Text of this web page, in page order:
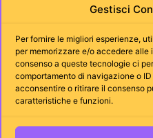
Gestisci
Per fornire le migliori esperienze,
per memorizzare e/o accedere alle
consenso a queste tecnologie ci
comportamento di navigazione o
acconsentire o ritirare il consenso
caratteristiche e funzioni.
Supporto
Miei Contatti
Calcola il tuo BMI
WhatsApp